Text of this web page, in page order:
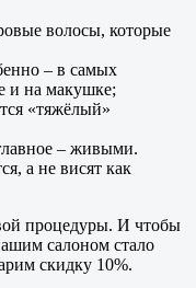
волосы, которые
– в самых
и на макушке;
«тяжёлый»
– живыми.
а не висят как
процедуры. И чтобы
салоном стало
скидку 10%.